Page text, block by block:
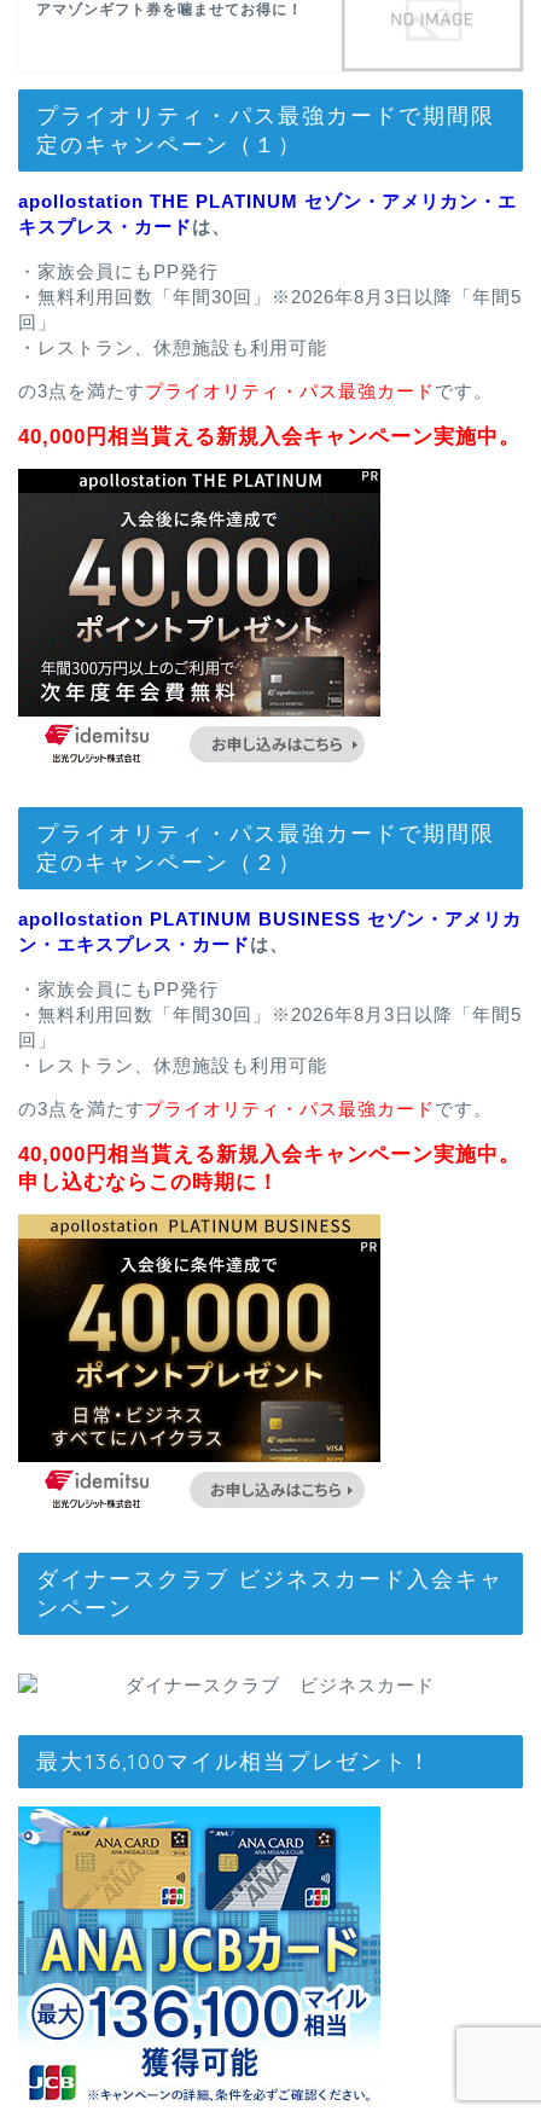
アマゾンギフト券を噛ませてお得に！
プライオリティ・パス最強カードで期間限
定のキャンペーン（１）
apollostation THE PLATINUM セゾン・アメリカン・エ
キスプレス・カードは、
・家族会員にもPP発行
・無料利用回数「年間30回」※2026年8月3日以降「年間5
回」
・レストラン、休憩施設も利用可能
の3点を満たすプライオリティ・パス最強カード です。
40,000円相当貰える新規入会キャンペーン実施中。
プライオリティ・パス最強カードで期間限
定のキャンペーン（２）
apollostation PLATINUM BUSINESS セゾン・アメリカ
ン・エキスプレス・カードは、
・家族会員にもPP発行
・無料利用回数「年間30回」※2026年8月3日以降「年間5
回」
・レストラン、休憩施設も利用可能
の3点を満たすプライオリティ・パス最強カード です。
40,000円相当貰える新規入会キャンペーン実施中。
申し込むならこの時期に！
ダイナースクラブ ビジネスカード入会キャ
ンペーン
最大136,100マイル相当プレゼント！